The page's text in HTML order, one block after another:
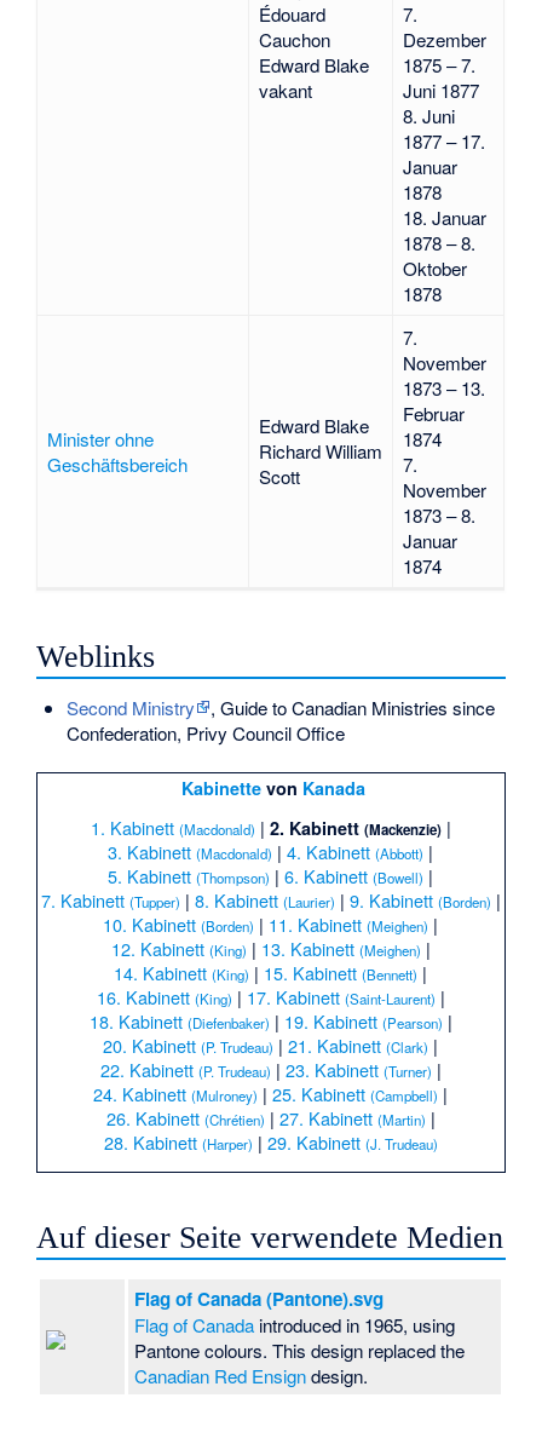
Édouard
Cauchon
Edward Blake
vakant
7.
Dezember
1875 – 7.
Juni 1877
8. Juni
1877 – 17.
Januar
1878
18. Januar
1878 – 8.
Oktober
1878
Minister ohne
Geschäftsbereich
Edward Blake
Richard William
Scott
7.
November
1873 – 13.
Februar
1874
7.
November
1873 – 8.
Januar
1874
Weblinks
Second Ministry
, Guide to Canadian Ministries since
Confederation, Privy Council Office
Kabinette von Kanada
1. Kabinett (Macdonald) | 2. Kabinett (Mackenzie)|
3. Kabinett(Macdonald) |4. Kabinett(Abbott) |
5. Kabinett(Thompson) |6. Kabinett(Bowell) |
7. Kabinett (Tupper) | 8. Kabinett (Laurier) | 9. Kabinett (Borden) |
10. Kabinett(Borden) | 11. Kabinett(Meighen) |
12. Kabinett (King) | 13. Kabinett (Meighen) |
14. Kabinett(King) | 15. Kabinett(Bennett) |
16. Kabinett (King) | 17. Kabinett (Saint-Laurent) |
18. Kabinett (Diefenbaker) | 19. Kabinett (Pearson) |
20. Kabinett(P. Trudeau) |21. Kabinett(Clark) |
22. Kabinett (P. Trudeau) | 23. Kabinett (Turner) |
24. Kabinett(Mulroney) |25. Kabinett(Campbell) |
26. Kabinett (Chrétien) | 27. Kabinett (Martin) |
28. Kabinett (Harper) | 29. Kabinett (J. Trudeau)
Auf dieser Seite verwendete Medien
Flag of Canada (Pantone).svg
Flag of Canada introduced in 1965, using
Pantone colours. This design replaced the
Canadian Red Ensigndesign.